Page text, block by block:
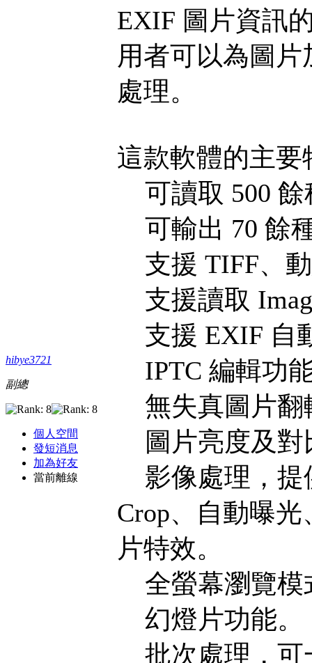
hibye3721
副總
個人空間
發短消息
加為好友
當前離線
EXIF 圖片資訊
用者可以為圖
處理。
這款軟體的主要
可讀取 500 餘
可輸出 70 餘
支援 TIFF、
支援讀取
支援 EXIF 自
IPTC 編輯功
無失真圖片翻
圖片亮度及對
影像處理，提
Crop、自動曝
片特效。
全螢幕瀏覽模
幻燈片功能。
批次處理，可